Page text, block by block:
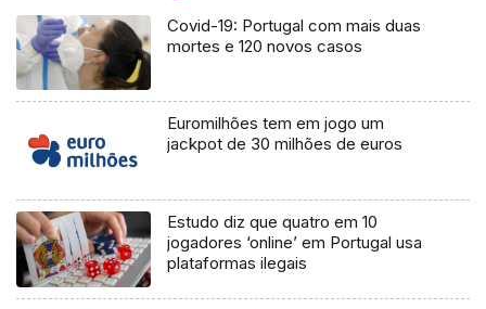
Covid-19: Portugal com mais duas
mortes e 120 novos casos
Euromilhões tem em jogo um
jackpot de 30 milhões de euros
Estudo diz que quatro em 10
jogadores ‘online’ em Portugal usa
plataformas ilegais